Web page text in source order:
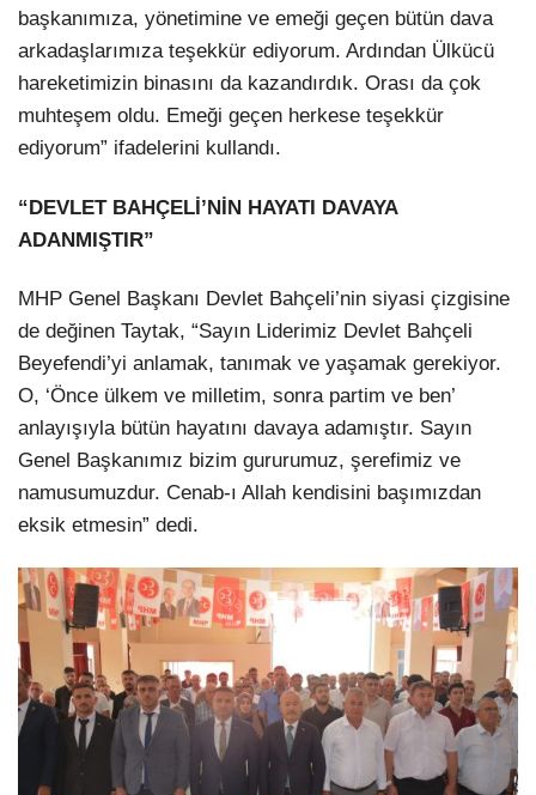
başkanımıza, yönetimine ve emeği geçen bütün dava
arkadaşlarımıza teşekkür ediyorum. Ardından Ülkücü
hareketimizin binasını da kazandırdık. Orası da çok
muhteşem oldu. Emeği geçen herkese teşekkür
ediyorum” ifadelerini kullandı.
“DEVLET BAHÇELİ’NİN HAYATI DAVAYA
ADANMIŞTIR”
MHP Genel Başkanı Devlet Bahçeli’nin siyasi çizgisine
de değinen Taytak, “Sayın Liderimiz Devlet Bahçeli
Beyefendi’yi anlamak, tanımak ve yaşamak gerekiyor.
O, ‘Önce ülkem ve milletim, sonra partim ve ben’
anlayışıyla bütün hayatını davaya adamıştır. Sayın
Genel Başkanımız bizim gururumuz, şerefimiz ve
namusumuzdur. Cenab-ı Allah kendisini başımızdan
eksik etmesin” dedi.